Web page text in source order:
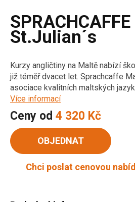
St.Julian´s
Kurzy angličtiny na Maltě nabízí
již téměř dvacet let. Sprachcaffe
asociace kvalitních maltských
Více informací
Ceny od 4 320 Kč
OBJEDNAT
Chci poslat cenovou